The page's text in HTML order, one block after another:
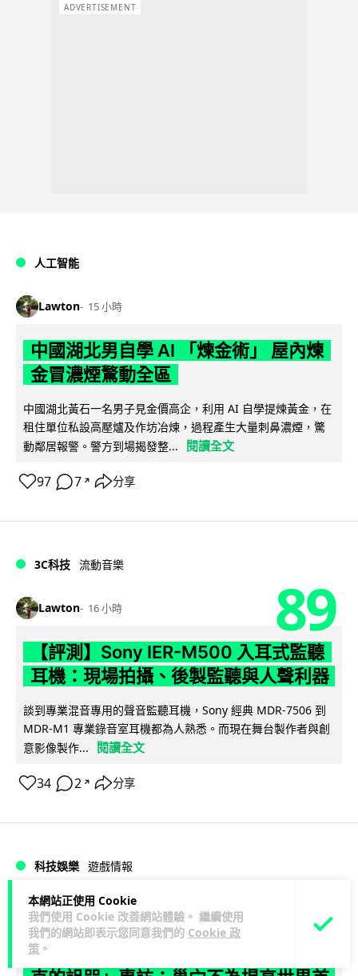
本網站正使用 Cookie
我們使用 Cookie 改善網站體驗。 繼續使用
我們的網站即表示您同意我們的 Cookie 政
策 。
ADVERTISEMENT
人工智能
Lawton 15 小時
中國湖北男自學 AI 「煉金術」 屋內煉
金冒濃煙驚動全區
中國湖北黃石一名男子見金價高企，利用 AI 自學提煉黃金，在
租住單位私設高壓爐及作坊冶煉，過程產生大量刺鼻濃煙，驚
動鄰居報警。警方到場揭發整...
閱讀全文
97 7 ↗ 分享
3C科技 流動音樂
Lawton 16 小時 89
【評測】Sony IER-M500 入耳式監聽
耳機：現場拍攝、後製監聽與人聲利器
談到專業混音專用的聲音監聽耳機，Sony 經典 MDR-7506 到
MDR-M1 專業錄音室耳機都為人熟悉。而現在舞台製作者與創
意影像製作...
閱讀全文
34 2 ↗ 分享
科技娛樂 遊戲情報
天恩 16 小時
《魔獸世界：至暗之夜》12.1 「烏拉特